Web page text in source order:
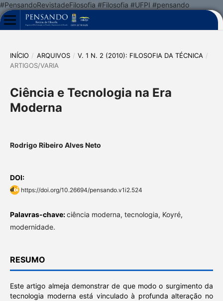
#PensandoRevistadeFilosofia #Filosofia #UFPI #pensando
INÍCIO / ARQUIVOS / V. 1 N. 2 (2010): FILOSOFIA DA TÉCNICA /
ARTIGOS/VARIA
Ciência e Tecnologia na Era
Moderna
Rodrigo Ribeiro Alves Neto
DOI:
https://doi.org/10.26694/pensando.v1i2.524
Palavras-chave:ciência moderna, tecnologia, Koyré,
modernidade.
RESUMO
Este artigo almeja demonstrar de que modo o surgimento da
tecnologia moderna está vinculado à profunda alteração no